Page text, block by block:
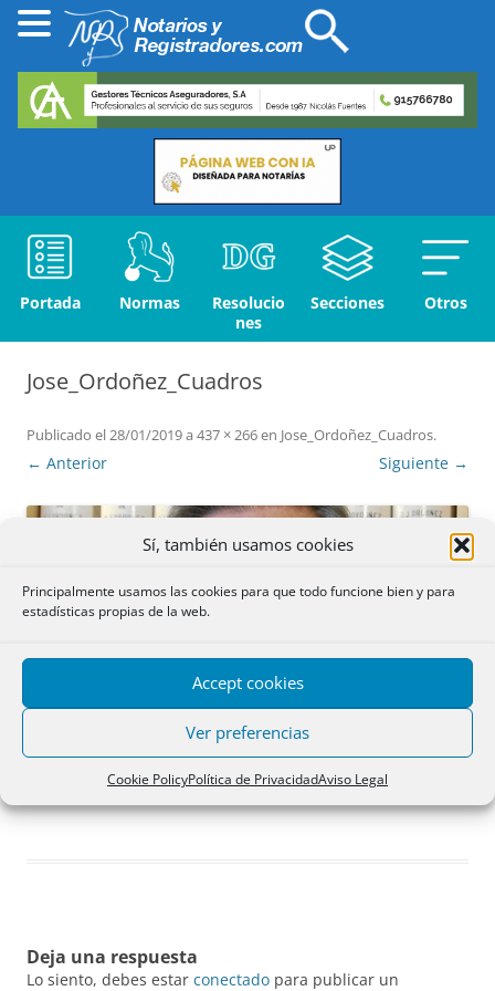
Sí, también usamos cookies
Principalmente usamos las cookies para que todo funcione bien y para
estadísticas propias de la web.
Accept cookies
Ver preferencias
Cookie PolicyPolítica de PrivacidadAviso Legal
Portada Normas
Resolucio
nes
Secciones Otros
Jose_Ordoñez_Cuadros
Publicado el28/01/2019a 437 × 266en Jose_Ordoñez_Cuadros.
← Anterior Siguiente →
Deja una respuesta
Lo siento, debes estar conectado para publicar un